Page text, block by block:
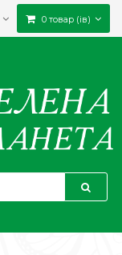
0 товар (ів)